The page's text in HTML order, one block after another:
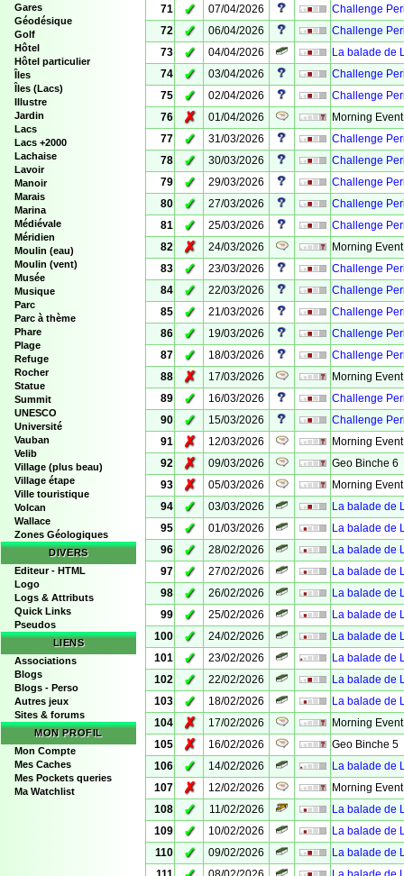
Gares
Géodésique
Golf
Hôtel
Hôtel particulier
Îles
Îles (Lacs)
Illustre
Jardin
Lacs
Lacs +2000
Lachaise
Lavoir
Manoir
Marais
Marina
Médiévale
Méridien
Moulin (eau)
Moulin (vent)
Musée
Musique
Parc
Parc à thème
Phare
Plage
Refuge
Rocher
Statue
Summit
UNESCO
Université
Vauban
Velib
Village (plus beau)
Village étape
Ville touristique
Volcan
Wallace
Zones Géologiques
DIVERS
Editeur - HTML
Logo
Logs & Attributs
Quick Links
Pseudos
LIENS
Associations
Blogs
Blogs - Perso
Autres jeux
Sites & forums
MON PROFIL
Mon Compte
Mes Caches
Mes Pockets queries
Ma Watchlist
71
✓ 07/04/2026
Challenge
72
✓ 06/04/2026
Challenge
73
✓ 04/04/2026
La balade de
74
✓ 03/04/2026
Challenge
75
✓ 02/04/2026
Challenge
76
✗ 01/04/2026
Morning
77
✓ 31/03/2026
Challenge
78
✓ 30/03/2026
Challenge
79
✓ 29/03/2026
Challenge
80
✓ 27/03/2026
Challenge
81
✓ 25/03/2026
Challenge
82
✗ 24/03/2026
Morning
83
✓ 23/03/2026
Challenge
84
✓ 22/03/2026
Challenge
85
✓ 21/03/2026
Challenge
86
✓ 19/03/2026
Challenge
87
✓ 18/03/2026
Challenge
88
✗ 17/03/2026
Morning
89
✓ 16/03/2026
Challenge
90
✓ 15/03/2026
Challenge
91
✗ 12/03/2026
Morning
92
✗ 09/03/2026
Geo Binche 6
93
✗ 05/03/2026
Morning
94
✓ 03/03/2026
La balade de
95
✓ 01/03/2026
La balade de
96
✓ 28/02/2026
La balade de
97
✓ 27/02/2026
La balade de
98
✓ 26/02/2026
La balade de
99
✓ 25/02/2026
La balade de
100
✓ 24/02/2026
La balade de
101
✓ 23/02/2026
La balade de
102
✓ 22/02/2026
La balade de
103
✓ 18/02/2026
La balade de
104
✗ 17/02/2026
Morning
105
✗ 16/02/2026
Geo Binche 5
106
✓ 14/02/2026
La balade de
107
✗ 12/02/2026
Morning
108
✓ 11/02/2026
La balade de
109
✓ 10/02/2026
La balade de
110
✓ 09/02/2026
La balade de